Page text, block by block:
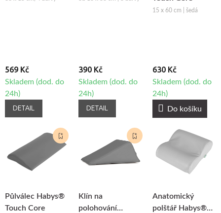
569 Kč
Skladem (dod. do
24h)
DETAIL
390 Kč
Skladem (dod. do
24h)
DETAIL
15 x 60 cm | šedá
630 Kč
Skladem (dod. do
24h)
Do košíku
Půlválec Habys®
Touch Core
Klín na
polohování
Anatomický
polštář Habys®